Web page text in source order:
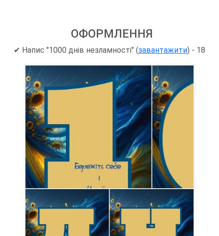
ОФОРМЛЕННЯ
✔ Напис "1000 днів незламності" (завантажити) - 18